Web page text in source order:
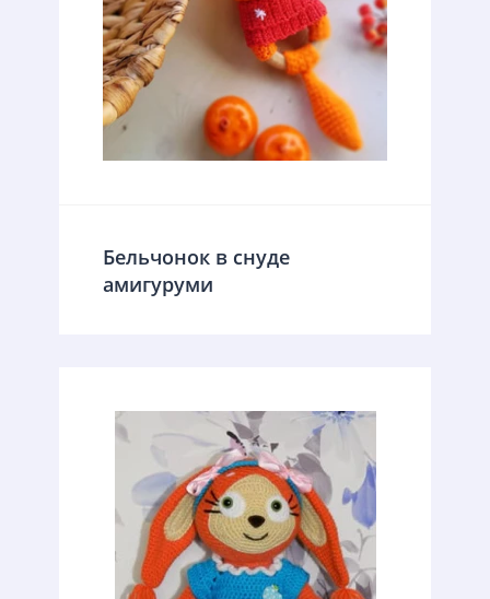
Бельчонок в снуде
амигуруми